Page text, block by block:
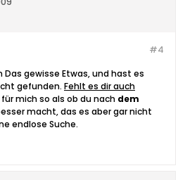
#4
gewisse Etwas, und hast es
gefunden. Fehlt es dir auch
für mich so als ob du nach dem
macht, das es aber gar nicht
endlose Suche.